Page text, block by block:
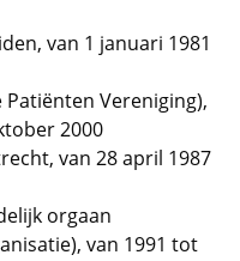
van 1 januari 1981
Vereniging),
2000
van 28 april 1987
orgaan
van 1991 tot